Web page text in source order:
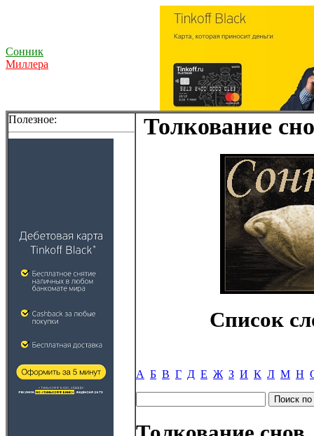
Сонник
Миллера
Полезное: Толкование
Список
А Б В Г Д Е Ж З И К Л М Н